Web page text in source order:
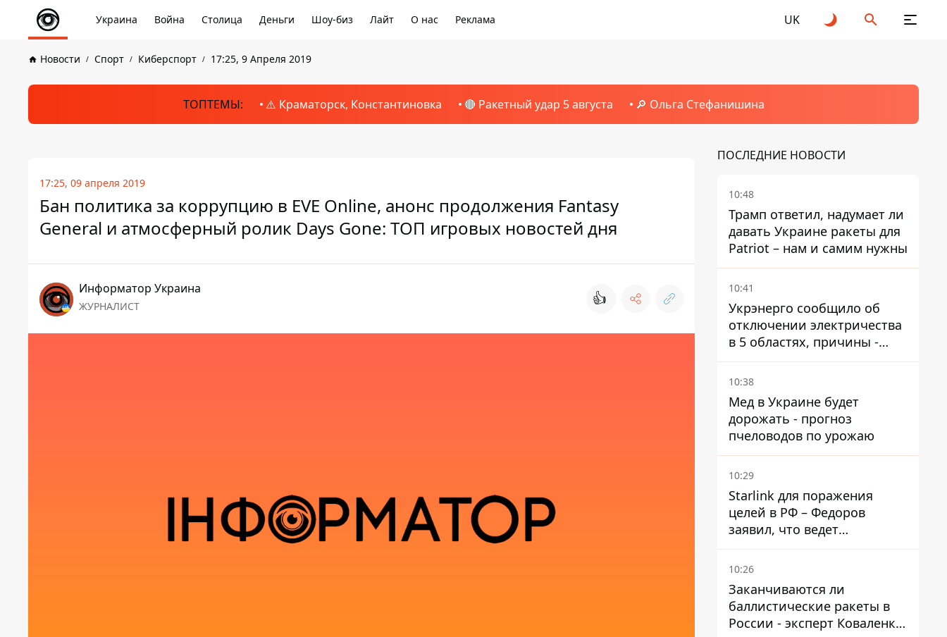
Украина Война Столица Деньги Шоу-биз Лайт О нас Реклама UK
Новости Спорт Киберспорт 17:25, 9 Апреля 2019
ТОПТЕМЫ: ⚠️ Краматорск, Константиновка 🔴 Ракетный удар 5 августа 🔎 Ольга Стефанишина
17:25, 09 апреля 2019
Бан политика за коррупцию в EVE Online, анонс продолжения Fantasy
General и атмосферный ролик Days Gone: ТОП игровых новостей дня
Информатор Украина
ЖУРНАЛИСТ 👍
ПОСЛЕДНИЕ НОВОСТИ
10:48
Трамп ответил, надумает ли
давать Украине ракеты для
Patriot – нам и самим нужны
10:41
Укрэнерго сообщило об
отключении электричества
в 5 областях, причины -
обстрелы и жара
10:38
Мед в Украине будет
дорожать - прогноз
пчеловодов по урожаю
10:29
Starlink для поражения
целей в РФ – Федоров
заявил, что ведет
переговоры с Илоном
Маском
10:26
Заканчиваются ли
баллистические ракеты в
России - эксперт Коваленко